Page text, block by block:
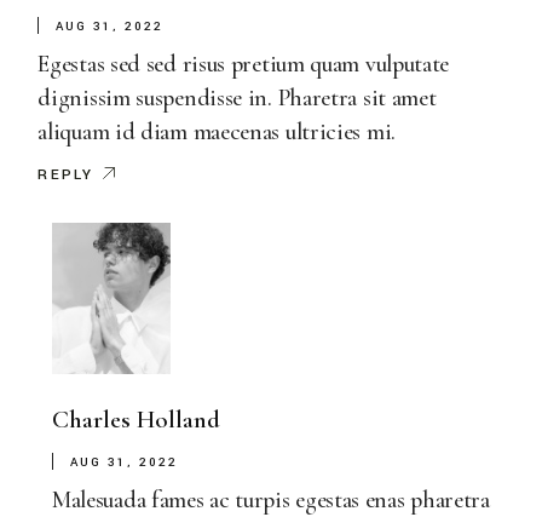
AUG 31, 2022
Egestas sed sed risus pretium quam vulputate
dignissim suspendisse in. Pharetra sit amet
aliquam id diam maecenas ultricies mi.
REPLY
Charles Holland
AUG 31, 2022
Malesuada fames ac turpis egestas enas pharetra